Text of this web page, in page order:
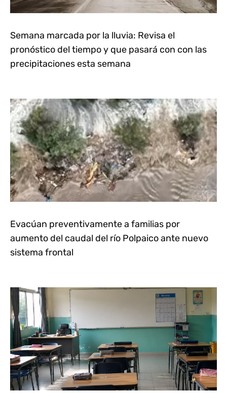
Semana marcada por la lluvia: Revisa el
pronóstico del tiempo y que pasará con con las
precipitaciones esta semana
Evacúan preventivamente a familias por
aumento del caudal del río Polpaico ante nuevo
sistema frontal